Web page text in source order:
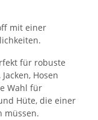
mit einer
für robuste
Hosen
Wahl für
Hüte, die einer
müssen.